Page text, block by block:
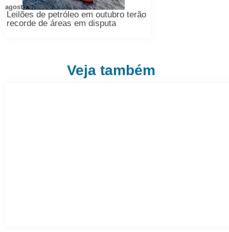
Leilões de petróleo em outubro terão
recorde de áreas em disputa
agosto 6, 2026
Veja também